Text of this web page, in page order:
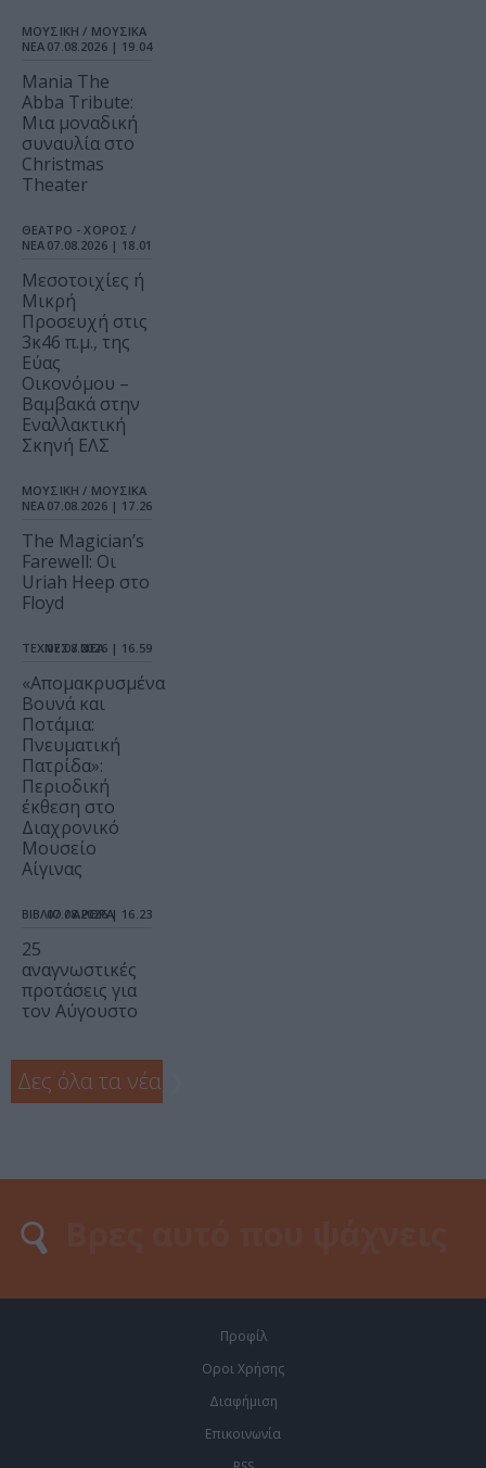
ΜΟΥΣΙΚΗ / ΜΟΥΣΙΚΑ
ΝΕΑ 07.08.2026 | 19.04
Mania The
Abba Tribute:
Μια μοναδική
συναυλία στο
Christmas
Theater
ΘΕΑΤΡΟ - ΧΟΡΟΣ /
ΝΕΑ 07.08.2026 | 18.01
Μεσοτοιχίες ή
Μικρή
Προσευχή στις
3κ46 π.μ., της
Εύας
Οικονόμου –
Βαμβακά στην
Εναλλακτική
Σκηνή ΕΛΣ
ΜΟΥΣΙΚΗ / ΜΟΥΣΙΚΑ
ΝΕΑ 07.08.2026 | 17.26
The Magician’s
Farewell: Οι
Uriah Heep στο
Floyd
ΤΕΧΝΕΣ / ΝΕΑ
07.08.2026 | 16.59
«Απομακρυσμένα
Βουνά και
Ποτάμια:
Πνευματική
Πατρίδα»:
Περιοδική
έκθεση στο
Διαχρονικό
Μουσείο
Αίγινας
ΒΙΒΛΙΟ / ΑΡΘΡΑ
07.08.2026 | 16.23
25
αναγνωστικές
προτάσεις για
τον Αύγουστο
Δες όλα τα νέα
Προφίλ
Οροι Χρήσης
Διαφήμιση
Επικοινωνία